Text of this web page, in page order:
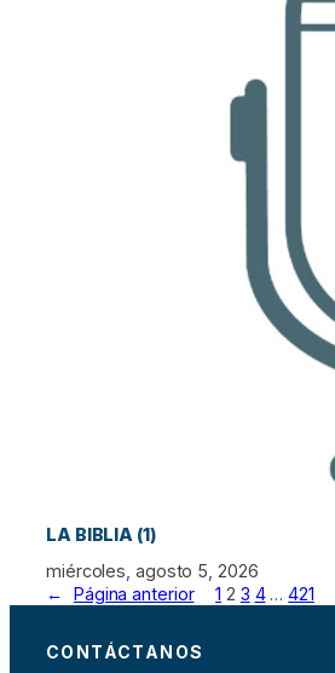
LA BIBLIA (1)
miércoles, agosto 5, 2026
←
Página anterior 1 2 3 4 … 421
CONTÁCTANOS